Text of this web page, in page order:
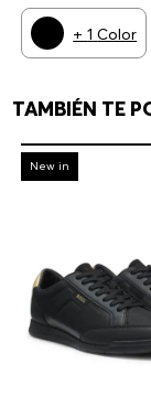
+1 Color
TAMBIÉN TE
-30%
New in